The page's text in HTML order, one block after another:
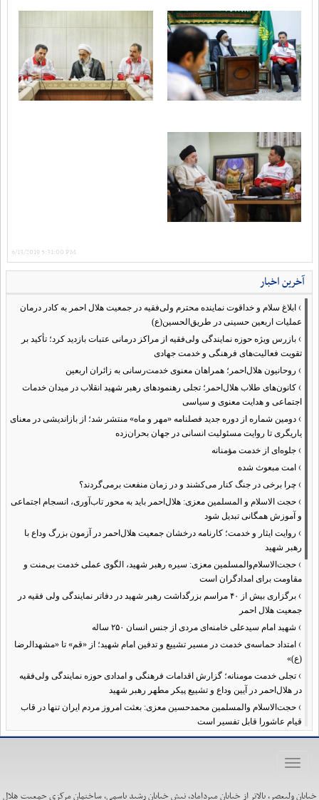
6/13/2019 5:31:00 PM
آخرین اخبار
› ابلاغ سلام و خداقوت نماینده محترم ولی‌فقیه در جمعیت هلال احمر به کادر درمان
عملیات اربعین حسینی در طریق‌الحسین(ع)
› بازرس ویژه حوزه نمایندگی ولی‌فقیه از مراکز درمانی عتبات بازدید کرد؛ تأکید بر
تقویت فعالیت‌های فرهنگی و خدمت جهادی
› روحانیون هلال‌احمر؛ همراهان معنوی خدمت‌رسانی به زائران اربعین
› کانون‌های طلاب هلال‌احمر؛ تجلی رهنمودهای رهبر شهید انقلاب در میدان خدمات
اجتماعی و هدایت معنوی و سیاسی
› دومین شماره از دوره جدید فصلنامه «مهر و ماه» منتشر شد؛ از بازاندیشی در معنای
یاریگری تا روایت مسئولیت انسانی در جهان بحران‌زده
› جلوه‌ای از خدمت مؤمنانه
› امت مبعوث شده
› چرا برخی در جنگ کنار می‌کشند و در زمان منفعت برمی‌گردند؟
› حجت الاسلام و المسلمین معزی: هلال‌احمر باید به محور تاب‌آوری، انسجام اجتماعی
و آموزش همگانی تبدیل شود
› روایت ایثار و خدمت؛ کارنامه درخشان جمعیت هلال‌احمر در آزمون بزرگ وداع با
رهبر شهید
› حجت‌الاسلام‌والمسلمین معزی: سیره رهبر شهید، الگوی عملی خدمت بی‌منت و
مقاومت برای امدادگران است
›
برگزاری بیش از ۴۰ مراسم بزرگداشت رهبر شهید در دفاتر نمایندگی ولی فقیه در
جمعیت هلال احمر
› شهید امام سیدعلی خامنه‌ای مردی از جنس انسان ۲۵۰ ساله
› امتداد حماسه‌ی خدمت در مسیر تشییع و تدفین امام شهید؛ از «قم» تا «مشهدالرضا
(ع)»
› تجلی خدمت مومنانه؛ گزارش اقدامات فرهنگی و امدادی حوزه نمایندگی ولی‌فقیه
در هلال‌احمر در آیین وداع و تشییع پیکر مطهر رهبر شهید
› حجت‌الاسلام والمسلمین محمدحسین معزی: بعثت امروز مردم ایران تنها در قاب
قیام عاشورا قابل تفسیر است
›آمادگی همه‌جانبه معاونت فرهنگی حوزه نمایندگی ولی‌فقیه هلال‌احمر برای
›طنین نوای حسینی در ساختمان صلح؛ ویژه‌برنامه‌های عزاداری دهه اول محرم در
Toggle
خیابان ولیعصر، بالاتر از خیابان میرداماد، نبش خیابان رشید یاسمی، ساختمان مرکزی جمعیت هلال